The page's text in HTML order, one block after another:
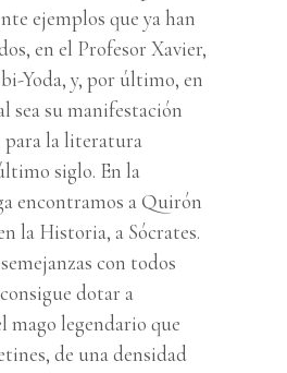
ejemplos que ya han
en el Profesor Xavier,
Yoda, y, por último, en
sea su manifestación
la literatura
siglo. En la
encontramos a Quirón
la Historia, a Sócrates.
con todos
dotar a
mago legendario que
de una densidad